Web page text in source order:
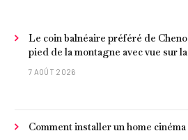
Le coin balnéaire préféré de
pied de la montagne avec vue sur
poisson et criques isolées
7 AOÛT 2026
Comment installer un home